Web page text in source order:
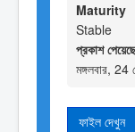
Maturity
Stable
প্রকাশ পেয়েছে
মঙ্গলবার,
ফাইল দেখুন